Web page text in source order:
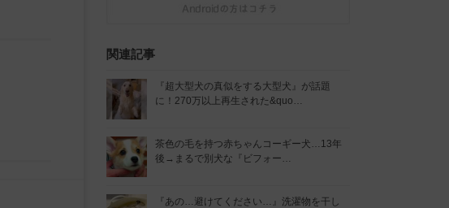
関連記事
『超大型犬の真似をする大型犬』が話題
に！270万以上再生された&quo…
茶色の毛を持つ赤ちゃんコーギー犬…13年
後→まるで別犬な『ビフォー…
『あの…避けてください…』洗濯物を干し